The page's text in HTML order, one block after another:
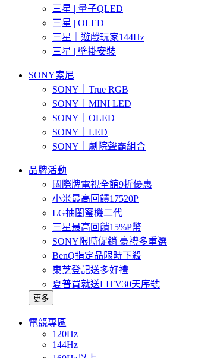
三星 | 量子QLED
三星 | OLED
三星｜遊戲玩家144Hz
三星 | 壁掛安裝
SONY索尼
SONY｜True RGB
SONY｜MINI LED
SONY｜OLED
SONY｜LED
SONY｜劇院聲霸組合
品牌活動
國際牌電視全館9折優惠
小米最高回饋17520P
LG抽閨蜜機二代
三星最高回饋15%P幣
SONY限時促銷 豪禮多重選
BenQ指定品限時下殺
東芝登記送多好禮
夏普買就送LITV30天序號
更多
電競專區
120Hz
144Hz